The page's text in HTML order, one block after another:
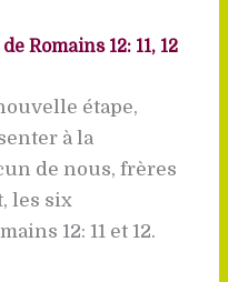
Romains 12: 11, 12
étape,
à la
de nous, frères
les six
12: 11 et 12.